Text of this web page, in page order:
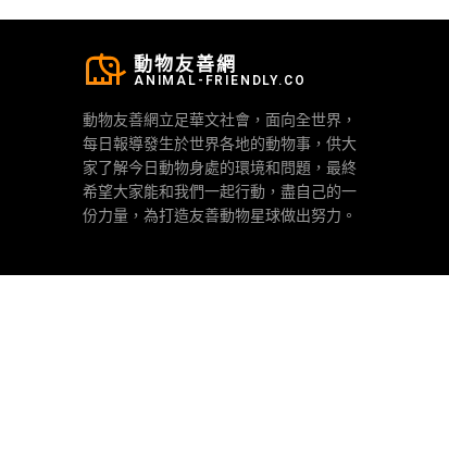
動物友善網
ANIMAL-FRIENDLY.CO
動物友善網立足華文社會，面向全世界，
每日報導發生於世界各地的動物事，供大
家了解今日動物身處的環境和問題，最終
希望大家能和我們一起行動，盡自己的一
份力量，為打造友善動物星球做出努力。